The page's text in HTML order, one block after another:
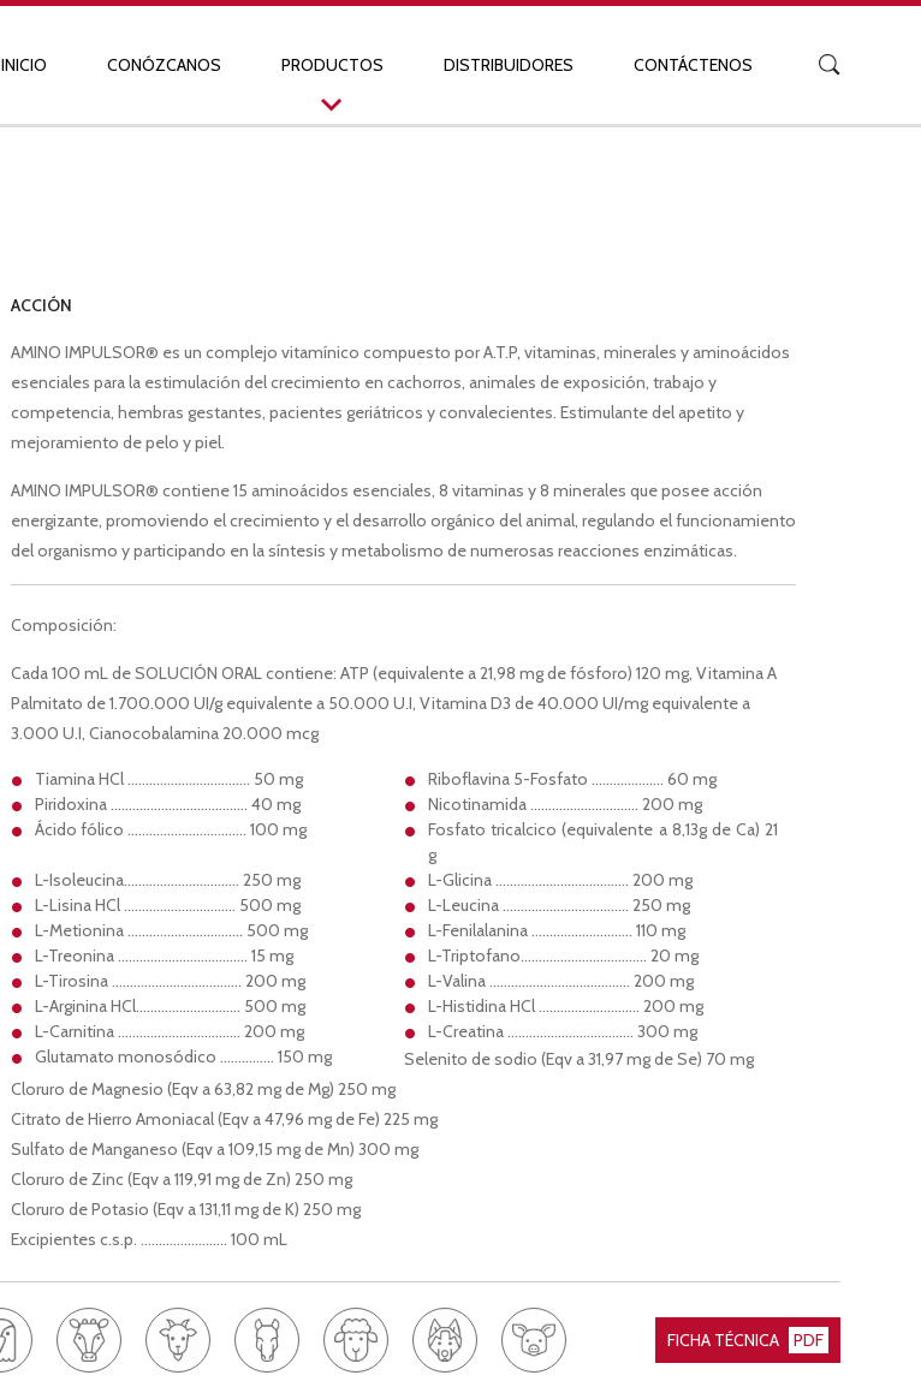
INICIO CONÓZCANOS PRODUCTOS DISTRIBUIDORES CONTÁCTENOS
Buscar:
ACCIÓN
AMINO IMPULSOR® es un complejo vitamínico compuesto por A.T.P, vitaminas, minerales y aminoácidos
esenciales para la estimulación del crecimiento en cachorros, animales de exposición, trabajo y
competencia, hembras gestantes, pacientes geriátricos y convalecientes. Estimulante del apetito y
mejoramiento de pelo y piel.
AMINO IMPULSOR® contiene 15 aminoácidos esenciales, 8 vitaminas y 8 minerales que posee acción
energizante, promoviendo el crecimiento y el desarrollo orgánico del animal, regulando el funcionamiento
del organismo y participando en la síntesis y metabolismo de numerosas reacciones enzimáticas.
Composición:
Cada 100 mL de SOLUCIÓN ORAL contiene: ATP (equivalente a 21,98 mg de fósforo) 120 mg, Vitamina A
Palmitato de 1.700.000 UI/g equivalente a 50.000 U.I, Vitamina D3 de 40.000 UI/mg equivalente a
3.000 U.I, Cianocobalamina 20.000 mcg
Tiamina HCl ……………………………. 50 mg
Riboflavina 5-Fosfato ……………….. 60 mg
Piridoxina ……………………………….. 40 mg
Nicotinamida ………………………… 200 mg
Ácido fólico …………………………… 100 mg
Fosfato tricalcico (equivalente a 8,13g de Ca) 21
g
L-Isoleucina………………………….. 250 mg
L-Glicina ………………………………. 200 mg
L-Lisina HCl …………………………. 500 mg
L-Leucina …………………………….. 250 mg
L-Metionina ………………………….. 500 mg
L-Fenilalanina ………………………. 110 mg
L-Treonina ……………………………… 15 mg
L-Triptofano…………………………….. 20 mg
L-Tirosina ……………………………… 200 mg
L-Valina ………………………………… 200 mg
L-Arginina HCl……………………….. 500 mg
L-Histidina HCl ………………………. 200 mg
L-Carnitina ……………………………. 200 mg
L-Creatina …………………………….. 300 mg
Glutamato monosódico …………… 150 mg
Selenito de sodio (Eqv a 31,97 mg de Se) 70 mg
Cloruro de Magnesio (Eqv a 63,82 mg de Mg) 250 mg
Citrato de Hierro Amoniacal (Eqv a 47,96 mg de Fe) 225 mg
Sulfato de Manganeso (Eqv a 109,15 mg de Mn) 300 mg
Cloruro de Zinc (Eqv a 119,91 mg de Zn) 250 mg
Cloruro de Potasio (Eqv a 131,11 mg de K) 250 mg
Excipientes c.s.p. …………………… 100 mL
FICHA TÉCNICA PDF